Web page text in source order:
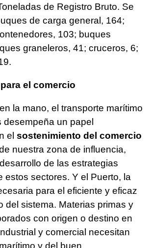
de Registro Bruto. Se
de carga general, 164;
103; buques
graneleros, 41; cruceros, 6;
el comercio
la mano, el transporte marítimo
desempeña un papel
el sostenimiento del comercio
nuestra zona de influencia,
de las estrategias
estos sectores. Y el Puerto, la
para el eficiente y eficaz
del sistema. Materias primas y
con origen o destino en
y comercial necesitan
y del buen